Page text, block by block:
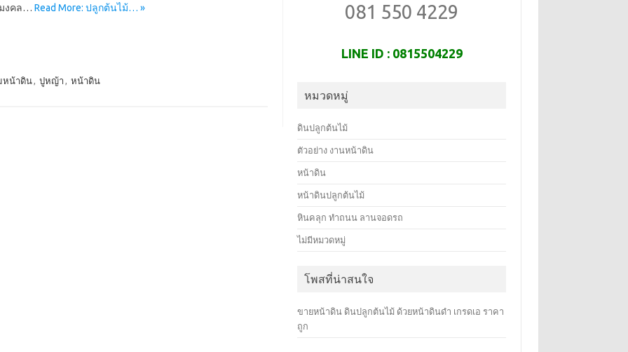
มงคล… Read More: ปลูกต้นไม้… »
หน้าดิน, ปูหญ้า , หน้าดิน
081 550 4229
LINE ID : 0815504229
หมวดหมู่
ดินปลูกต้นไม้
ตัวอย่าง งานหน้าดิน
หน้าดิน
หน้าดินปลูกต้นไม้
หินคลุก ทำถนน ลานจอดรถ
ไม่มีหมวดหมู่
โพสที่น่าสนใจ
ขายหน้าดิน ดินปลูกต้นไม้ ด้วยหน้าดินดำ เกรดเอ ราคา
ถูก